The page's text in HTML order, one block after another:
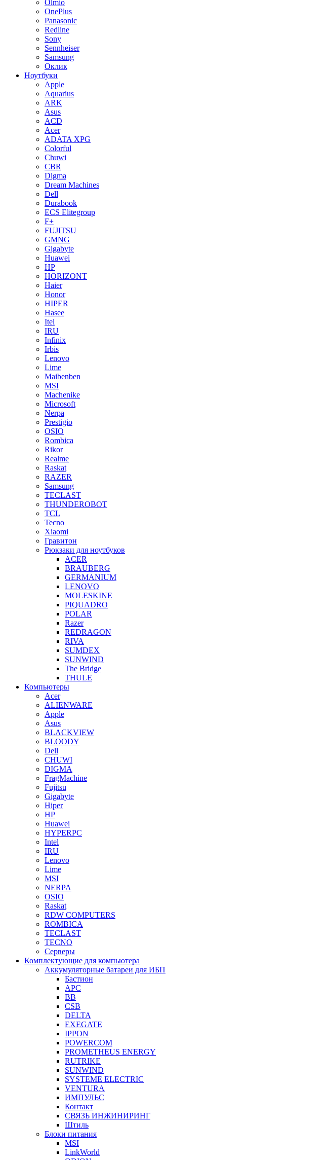
Olmio
OnePlus
Panasonic
Redline
Sony
Sennheiser
Samsung
Оклик
Ноутбуки
Apple
Aquarius
ARK
Asus
ACD
Acer
ADATA XPG
Colorful
Chuwi
CBR
Digma
Dream Machines
Dell
Durabook
ECS Elitegroup
F+
FUJITSU
GMNG
Gigabyte
Huawei
HP
HORIZONT
Haier
Honor
HIPER
Hasee
Itel
IRU
Infinix
Irbis
Lenovo
Lime
Maibenben
MSI
Machenike
Microsoft
Nerpa
Prestigio
OSIO
Rombica
Rikor
Realme
Raskat
RAZER
Samsung
TECLAST
THUNDEROBOT
TCL
Tecno
Xiaomi
Гравитон
Рюкзаки для ноутбуков
ACER
BRAUBERG
GERMANIUM
LENOVO
MOLESKINE
PIQUADRO
POLAR
Razer
REDRAGON
RIVA
SUMDEX
SUNWIND
The Bridge
THULE
Компьютеры
Acer
ALIENWARE
Apple
Asus
BLACKVIEW
BLOODY
Dell
CHUWI
DIGMA
FragMachine
Fujitsu
Gigabyte
Hiper
HP
Huawei
HYPERPC
Intel
IRU
Lenovo
Lime
MSI
NERPA
OSIO
Raskat
RDW COMPUTERS
ROMBICA
TECLAST
TECNO
Серверы
Комплектующие для компьютера
Аккумуляторные батареи для ИБП
Бастион
APC
BB
CSB
DELTA
EXEGATE
IPPON
POWERCOM
PROMETHEUS ENERGY
RUTRIKE
SUNWIND
SYSTEME ELECTRIC
VENTURA
ИМПУЛЬС
Контакт
СВЯЗЬ ИНЖИНИРИНГ
Штиль
Блоки питания
MSI
LinkWorld